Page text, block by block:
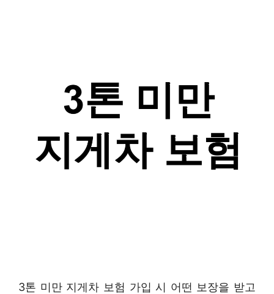
3톤 미만 지게차 보험 가입 시 어떤 보장을 받고